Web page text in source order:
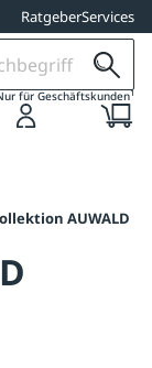
RatgeberServices
für Geschäftskunden1
AUWALD